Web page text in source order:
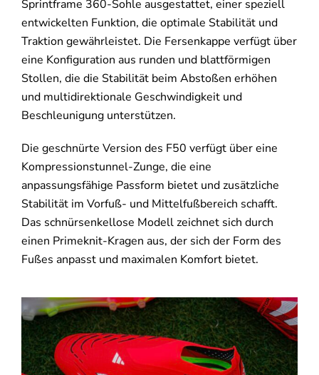
Sprintframe 360-Sohle ausgestattet, einer speziell
entwickelten Funktion, die optimale Stabilität und
Traktion gewährleistet. Die Fersenkappe verfügt über
eine Konfiguration aus runden und blattförmigen
Stollen, die die Stabilität beim Abstoßen erhöhen
und multidirektionale Geschwindigkeit und
Beschleunigung unterstützen.
Die geschnürte Version des F50 verfügt über eine
Kompressionstunnel-Zunge, die eine
anpassungsfähige Passform bietet und zusätzliche
Stabilität im Vorfuß- und Mittelfußbereich schafft.
Das schnürsenkellose Modell zeichnet sich durch
einen Primeknit-Kragen aus, der sich der Form des
Fußes anpasst und maximalen Komfort bietet.